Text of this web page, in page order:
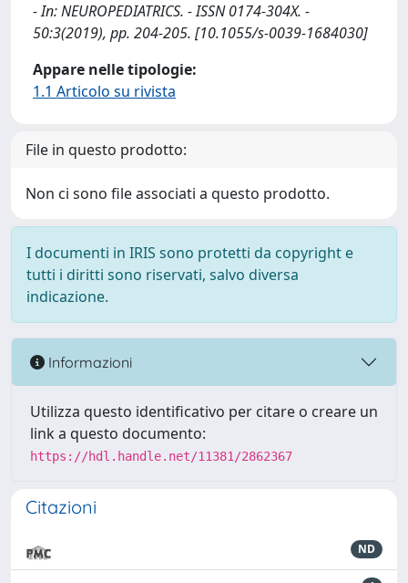
- In: NEUROPEDIATRICS. - ISSN 0174-304X. -
50:3(2019), pp. 204-205. [10.1055/s-0039-1684030]
Appare nelle tipologie:
1.1 Articolo su rivista
File in questo prodotto:
Non ci sono file associati a questo prodotto.
I documenti in IRIS sono protetti da copyright e
tutti i diritti sono riservati, salvo diversa
indicazione.
Informazioni
Utilizza questo identificativo per citare o creare un
link a questo documento:
https://hdl.handle.net/11381/2862367
Citazioni
ND